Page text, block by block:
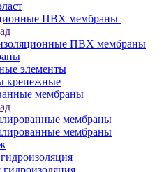
ПВХ мембраны
ПВХ мембраны
элементы
крепежные
мембраны
мембраны
мембраны